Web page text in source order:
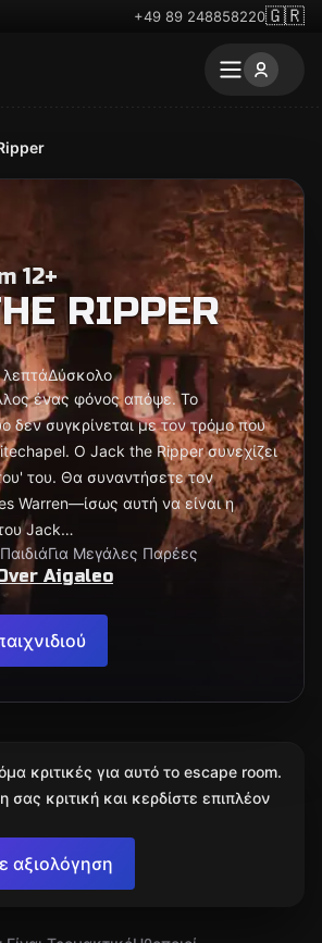
+49 89 248858220🇬🇷
12+
RIPPER
Δύσκολο
ένας φόνος απόψε. Το
δεν συγκρίνεται με τον τρόμο που
Ο Jack the Ripper συνεχίζει
του. Θα συναντήσετε τον
Warren—ίσως αυτή να είναι η
Jack…
Για Μεγάλες Παρέες
Over Aigaleo
κριτικές για αυτό το escape room.
κριτική και κερδίστε επιπλέον
αξιολόγηση